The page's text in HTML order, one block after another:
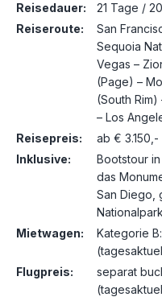
Reisedauer:
21 Tage /
Reiseroute:
San
Sequoia
Vegas –
(Page) –
(South
– Los
Reisepreis:
ab €
Inklusive:
Bootstour
das
San Diego,
Nationalpark
Mietwagen:
Kategorie
Flugpreis:
separat